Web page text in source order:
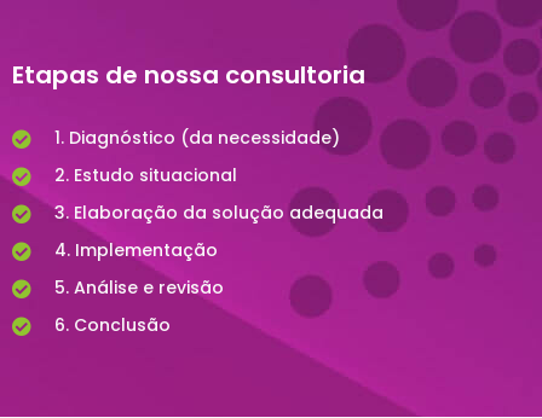
Etapas de nossa consultoria
1. Diagnóstico (da necessidade)
2. Estudo situacional
3. Elaboração da solução adequada
4. Implementação
5. Análise e revisão
6. Conclusão